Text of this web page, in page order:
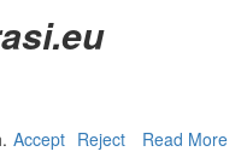
Accept Reject Read More